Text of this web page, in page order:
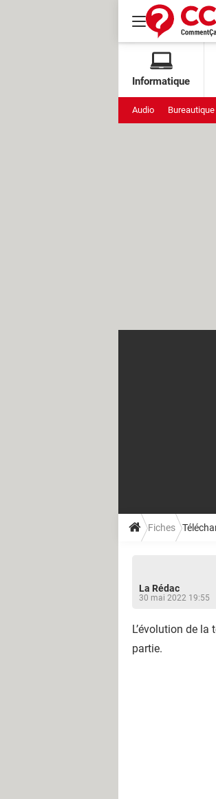
Informatique
Audio Bureautique
Fiches
La Rédac
30 mai 2022 19:55
L’évolution de
partie.